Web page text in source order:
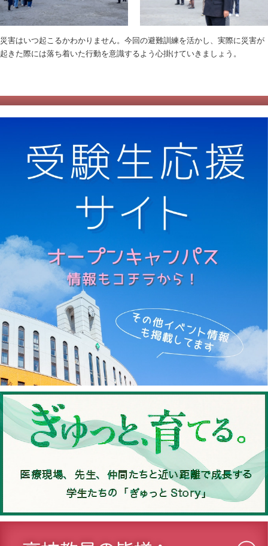
災害はいつ起こるかわかりません。今回の避難訓練を活かし、実際に災害が
起きた際には落ち着いた行動を意識するよう心掛けていきましょう。